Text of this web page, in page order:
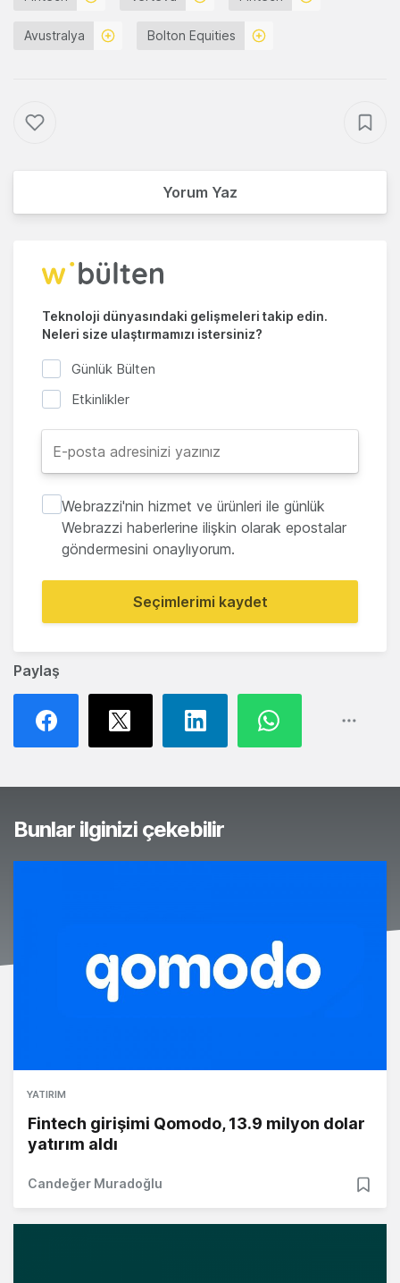
Paylaş
Avustralya Bolton Equities
Yorum Yaz
Teknoloji dünyasındaki gelişmeleri takip edin.
Neleri size ulaştırmamızı istersiniz?
Günlük Bülten
Etkinlikler
Webrazzi'nin hizmet ve ürünleri ile günlük
Webrazzi haberlerine ilişkin olarak epostalar
göndermesini onaylıyorum.
Seçimlerimi kaydet
Bunlar ilginizi çekebilir
YATIRIM
Fintech girişimi Qomodo, 13.9 milyon dolar
yatırım aldı
Candeğer Muradoğlu